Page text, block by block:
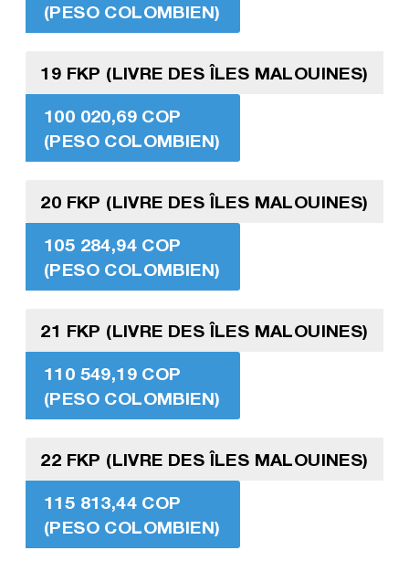
(PESO COLOMBIEN)
19 FKP (LIVRE DES ÎLES MALOUINES)
100 020,69 COP
(PESO COLOMBIEN)
20 FKP (LIVRE DES ÎLES MALOUINES)
105 284,94 COP
(PESO COLOMBIEN)
21 FKP (LIVRE DES ÎLES MALOUINES)
110 549,19 COP
(PESO COLOMBIEN)
22 FKP (LIVRE DES ÎLES MALOUINES)
115 813,44 COP
(PESO COLOMBIEN)